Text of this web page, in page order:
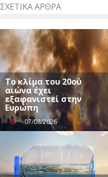
ΣΧΕΤΙΚΆ ΆΡΘΡΑ
Το κλίμα του 20ού
αιώνα έχει
εξαφανιστεί στην
Ευρώπη
07/08/2026